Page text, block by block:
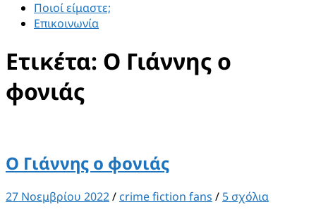
Ποιοί είμαστε;
Επικοινωνία
Ετικέτα: Ο Γιάννης ο
φονιάς
Ο Γιάννης ο φονιάς
27 Νοεμβρίου 2022/ crime fiction fans / 5 σχόλια